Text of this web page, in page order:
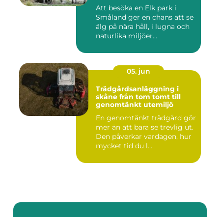
Att besöka en Elk park i
Småland ger en chans att se
älg på nära håll, i lugna och
naturlika miljöer...
05. jun
Trädgårdsanläggning i
skåne från tom tomt till
genomtänkt utemiljö
En genomtänkt trädgård gör
mer än att bara se trevlig ut.
Den påverkar vardagen, hur
mycket tid du l...